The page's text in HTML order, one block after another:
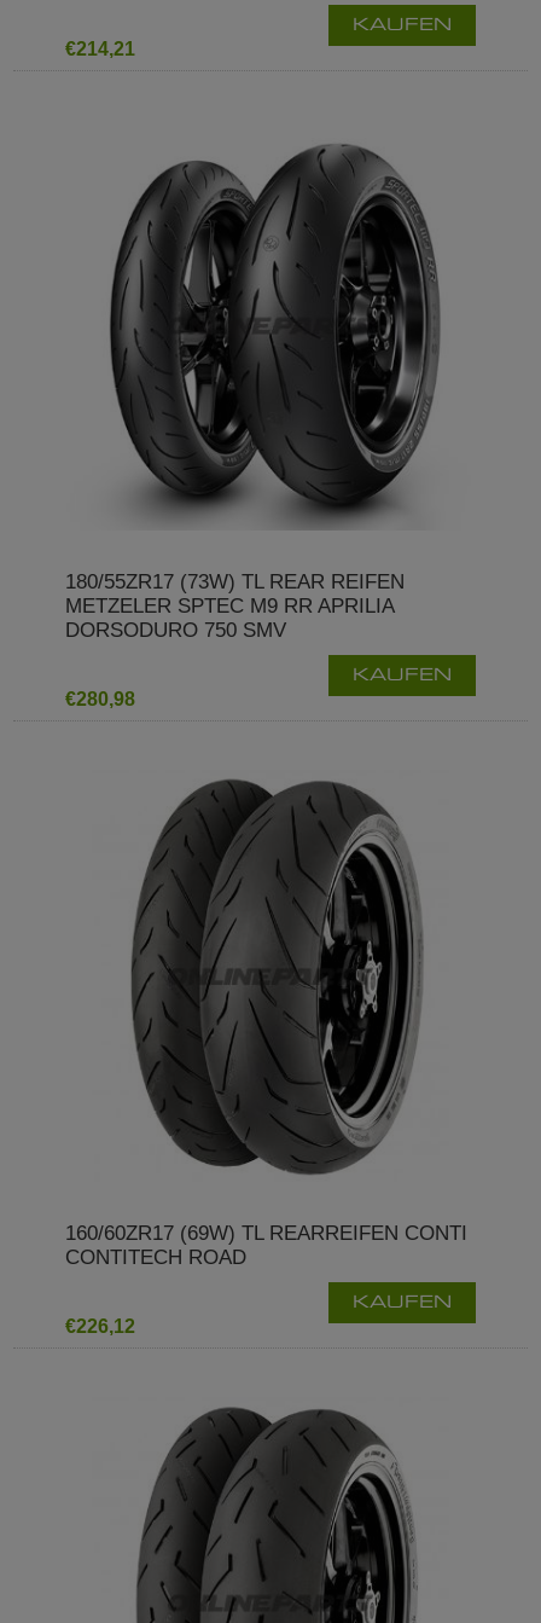
€214,21
KAUFEN
180/55ZR17 (73W) TL REAR REIFEN
METZELER SPTEC M9 RR APRILIA
DORSODURO 750 SMV
€280,98
KAUFEN
160/60ZR17 (69W) TL REARREIFEN CONTI
CONTITECH ROAD
€226,12
KAUFEN